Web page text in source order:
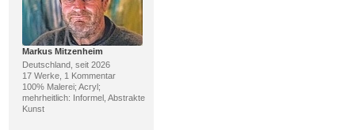
Markus Mitzenheim
Deutschland, seit 2026
17 Werke, 1 Kommentar
100% Malerei; Acryl;
mehrheitlich: Informel, Abstrakte
Kunst